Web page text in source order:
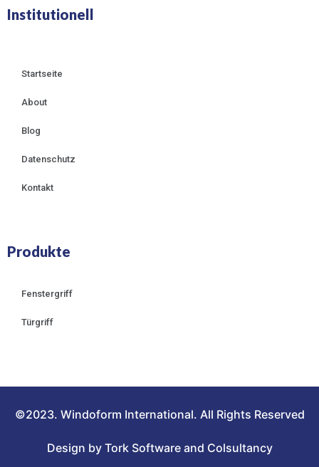
Institutionell
Startseite
About
Blog
Datenschutz
Kontakt
Produkte
Fenstergriff
Türgriff
©2023. Windoform International. All Rights Reserved
Design by Tork Software and Colsultancy